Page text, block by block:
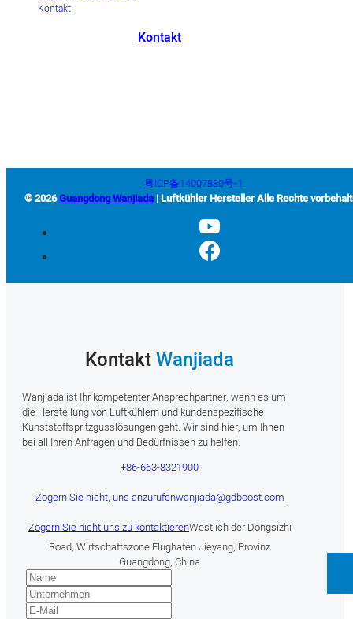
Kontakt
Kontakt
粤ICP备14007880号-1
© 2026Guangdong Wanjiada| Luftkühler Hersteller Alle Rechte
KontaktWanjiada
Wanjiada ist Ihr kompetenter Ansprechpartner, wenn es um
die Herstellung von Luftkühlern und kundenspezifische
Kunststoffspritzgusslösungen geht. Wir sind hier, um Ihnen
bei all Ihren Anfragen und Bedürfnissen zu helfen.
+86-663-8321900
Zögern Sie nicht, uns anzurufenwanjiada@gdboost.com
Zögern Sie nicht uns zu kontaktierenWestlich der Dongsizhi
Road, Wirtschaftszone Flughafen Jieyang, Provinz
Guangdong, China